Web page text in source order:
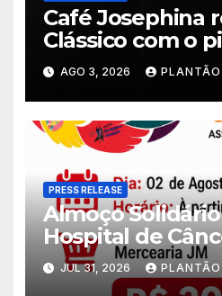
Café Josephina
Clássico com o
Varani nesta
AGO 3, 2026 PLANTÃO
PRESS RELEASE
Almoço
Hospital de
Jorge é
América
JUL 31, 2026